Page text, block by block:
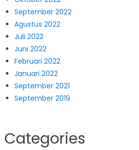
September 2022
Agustus 2022
Juli 2022
Juni 2022
Februari 2022
Januari 2022
September 2021
September 2019
Categories